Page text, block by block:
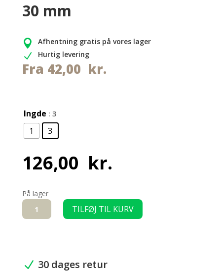
30 mm
 Afhentning gratis på vores lager
N Hurtig levering
Fra 42,00 kr.
lngde : 3
1 3
126,00 kr.
På lager
Aluminiums
fladprofil
antal
TILFØJ TIL KURV
N 30 dages retur